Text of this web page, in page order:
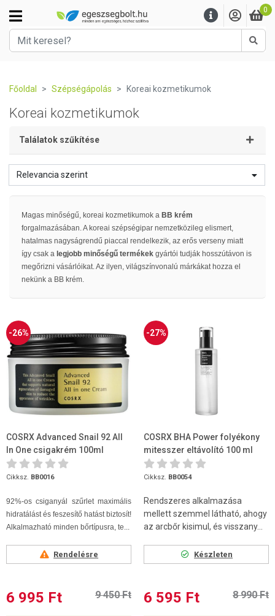
0
Főoldal Szépségápolás Koreai kozmetikumok
Koreai kozmetikumok
Találatok szűkítése
Relevancia szerint
Magas minőségű, koreai kozmetikumok a BB krém
forgalmazásában. A koreai szépségipar nemzetközileg elismert,
hatalmas nagyságrendű piaccal rendelkezik, az erős verseny miatt
így csak a legjobb minőségű termékek gyártói tudják hosszútávon is
megőrizni vásárlóikat. Az ilyen, világszínvonalú márkákat hozza el
nekünk a BB krém.
-26%
COSRX Advanced Snail 92 All
In One csigakrém 100ml
Cikksz. BB0016
92%-os csiganyál szűrlet maximális
hidratálást és feszesítő hatást biztosít!
Alkalmazható minden bőrtípusra, te...
Rendelésre
6 995 Ft 9 450 Ft
-27%
COSRX BHA Power folyékony
mitesszer eltávolító 100 ml
Cikksz. BB0054
Rendszeres alkalmazása
mellett szemmel látható, ahogy
az arcbőr kisimul, és visszany...
Készleten
6 595 Ft 8 990 Ft